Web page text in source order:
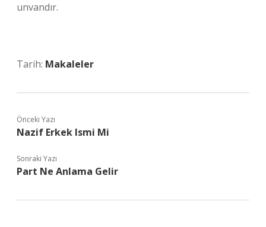
unvandır.
Tarih: Makaleler
Önceki Yazı
Nazif Erkek Ismi Mi
Sonraki Yazı
Part Ne Anlama Gelir